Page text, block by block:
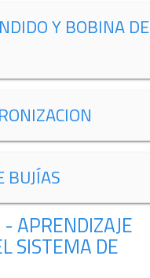
Y BOBINA DE
BUJÍAS
APRENDIZAJE
SISTEMA DE